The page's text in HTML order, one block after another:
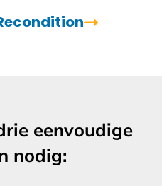
eenvoudige
nodig: